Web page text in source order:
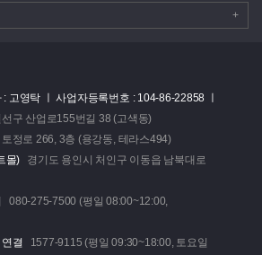
+
: 고영탁 ㅣ사업자등록번호 : 104-86-22858 ㅣ
구 산업로155번길 38 (고색동)
정로 266, 3층 (용강동, 테라스494)
몰)
경기도 용인시 처인구 이동읍 남북대로
080-275-7500 (평일 08:00~12:00,
결
1577-9115 (평일 09:30~18:00, 토요일